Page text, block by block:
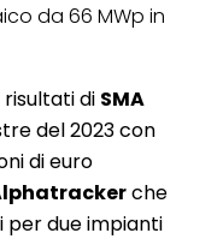
da 66 MWp in
risultati di SMA
del 2023 con
di euro
che
per due impianti